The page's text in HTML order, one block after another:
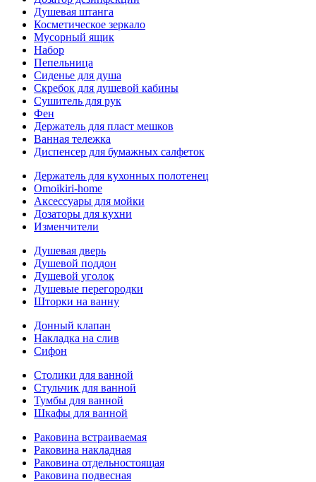
Душевая штанга
Косметическое зеркало
Мусорный ящик
Набор
Пепельница
Сиденье для душа
Скребок для душевой кабины
Сушитель для рук
Фен
Держатель для пласт мешков
Ванная тележка
Диспенсер для бумажных салфеток
Держатель для кухонных полотенец
Omoikiri-home
Аксессуары для мойки
Дозаторы для кухни
Изменчители
Душевая дверь
Душевой поддон
Душевой уголок
Душевые перегородки
Шторки на ванну
Донный клапан
Накладка на слив
Сифон
Столики для ванной
Стульчик для ванной
Тумбы для ванной
Шкафы для ванной
Раковина встраиваемая
Раковина накладная
Раковина отдельностоящая
Раковина подвесная